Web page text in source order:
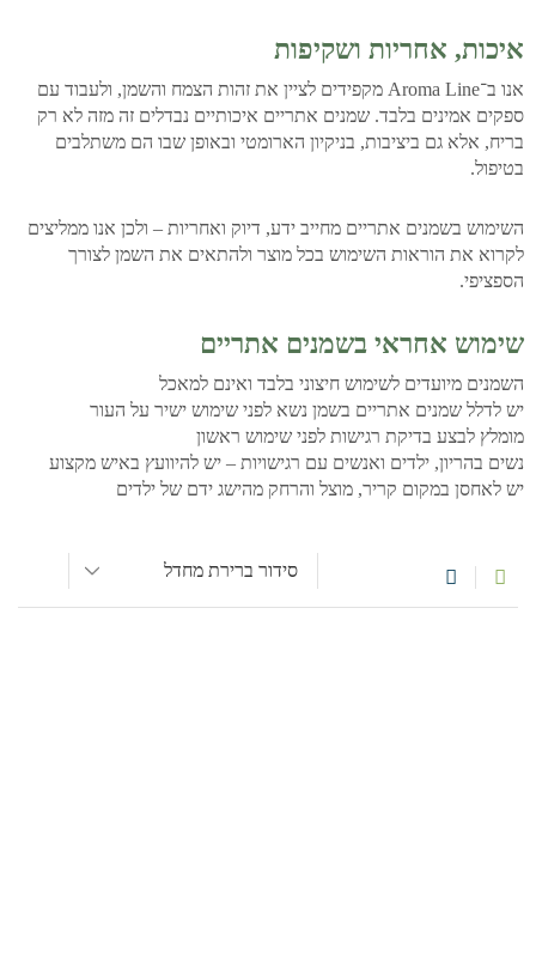
איכות, אחריות ושקיפות
אנו ב־Aroma Line מקפידים לציין את זהות הצמח והשמן, ולעבוד עם
ספקים אמינים בלבד. שמנים אתריים איכותיים נבדלים זה מזה לא רק
בריח, אלא גם ביציבות, בניקיון הארומטי ובאופן שבו הם משתלבים
בטיפול.
השימוש בשמנים אתריים מחייב ידע, דיוק ואחריות – ולכן אנו ממליצים
לקרוא את הוראות השימוש בכל מוצר ולהתאים את השמן לצורך
הספציפי.
שימוש אחראי בשמנים אתריים
השמנים מיועדים לשימוש חיצוני בלבד ואינם למאכל
יש לדלל שמנים אתריים בשמן נשא לפני שימוש ישיר על העור
מומלץ לבצע בדיקת רגישות לפני שימוש ראשון
נשים בהריון, ילדים ואנשים עם רגישויות – יש להיוועץ באיש מקצוע
יש לאחסן במקום קריר, מוצל והרחק מהישג ידם של ילדים